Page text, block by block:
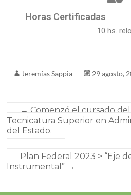
Horas Certificadas
10 hs.
Jeremías Sappia 29 agosto,
← Comenzó el cursado
Tecnicatura Superior en
del Estado.
Plan Federal 2023 > “Eje
Instrumental” →